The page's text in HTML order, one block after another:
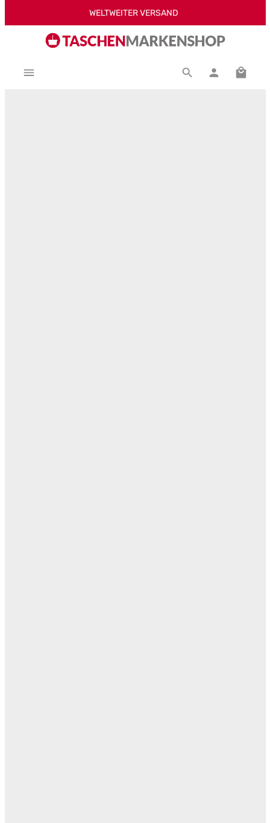
Zum Hauptinhalt springenWELTWEITER VERSAND